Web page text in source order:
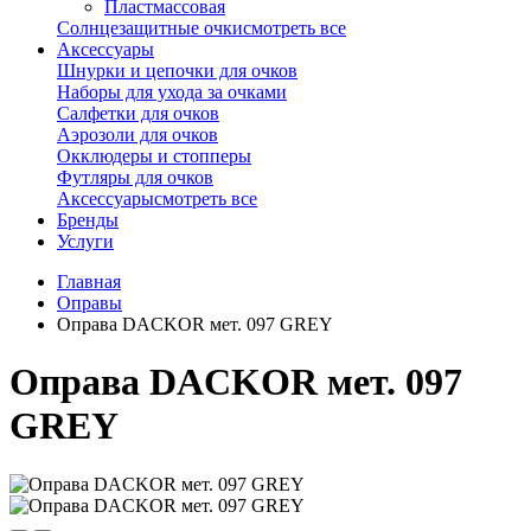
Пластмассовая
Солнцезащитные очкисмотреть все
Аксессуары
Шнурки и цепочки для очков
Наборы для ухода за очками
Салфетки для очков
Аэрозоли для очков
Окклюдеры и стопперы
Футляры для очков
Аксессуарысмотреть все
Бренды
Услуги
Главная
Оправы
Оправа DACKOR мет. 097 GREY
Оправа DACKOR мет. 097
GREY